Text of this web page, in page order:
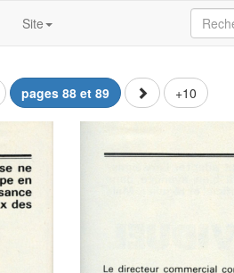
Site
pages 88 et 89 +10